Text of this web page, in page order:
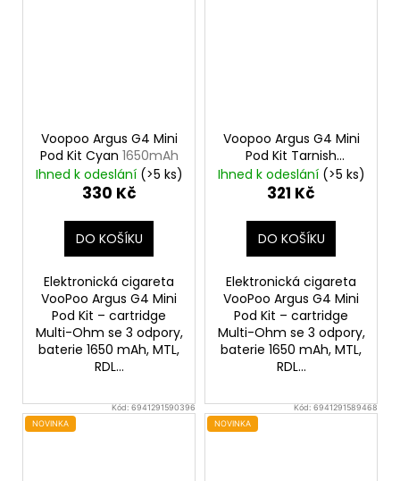
Voopoo Argus G4 Mini
Pod Kit Cyan 1650mAh
Ihned k odeslání (>5 ks)
330 Kč
DO KOŠÍKU
Elektronická cigareta
VooPoo Argus G4 Mini
Pod Kit – cartridge
Multi-Ohm se 3 odpory,
baterie 1650 mAh, MTL,
RDL...
Voopoo Argus G4 Mini
Pod Kit Tarnish
1650mAh
Ihned k odeslání (>5 ks)
321 Kč
DO KOŠÍKU
Elektronická cigareta
VooPoo Argus G4 Mini
Pod Kit – cartridge
Multi-Ohm se 3 odpory,
baterie 1650 mAh, MTL,
RDL...
Kód:6941291590396
NOVINKA
Kód:6941291589468
NOVINKA